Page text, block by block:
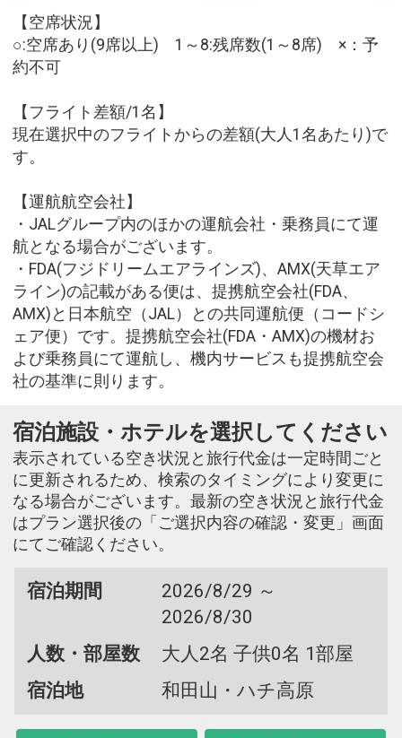
【空席状況】
○:空席あり(9席以上) 1～8:残席数(1～8席) ×：予
約不可
【フライト差額/1名】
現在選択中のフライトからの差額(大人1名あたり)で
す。
【運航航空会社】
・JALグループ内のほかの運航会社・乗務員にて運
航となる場合がございます。
・FDA(フジドリームエアラインズ)、AMX(天草エア
ライン)の記載がある便は、提携航空会社(FDA、
AMX)と日本航空（JAL）との共同運航便（コードシ
ェア便）です。提携航空会社(FDA・AMX)の機材お
よび乗務員にて運航し、機内サービスも提携航空会
社の基準に則ります。
宿泊施設・ホテルを選択してください
表示されている空き状況と旅行代金は一定時間ごと
に更新されるため、検索のタイミングにより変更に
なる場合がございます。最新の空き状況と旅行代金
はプラン選択後の「ご選択内容の確認・変更」画面
にてご確認ください。
宿泊期間
2026/8/29 ～
2026/8/30
人数・部屋数
大人2名 子供0名 1部屋
宿泊地
和田山・ハチ高原